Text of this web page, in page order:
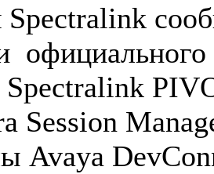
Spectralink
официального
Spectralink
Session
Avaya